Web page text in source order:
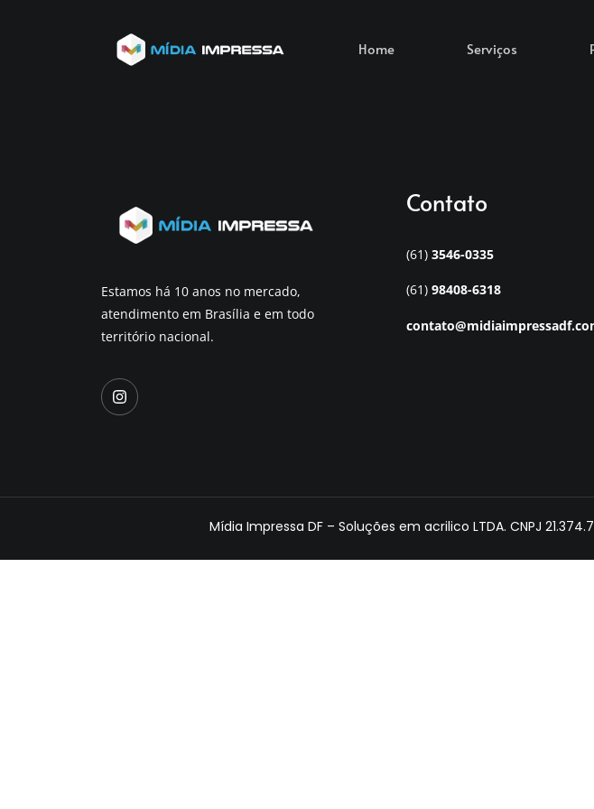
Home Serviços
trofeu
Estamos há 10 anos no mercado,
atendimento em Brasília e em todo
território nacional.
Contato
(61) 3546-0335
(61) 98408-6318
Mídia Impressa DF – Soluções em acrilico LTDA. CNPJ